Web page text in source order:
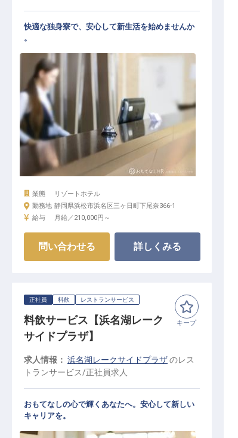
快適な独身寮で、安心して新生活を始めませんか
。
業態
リゾートホテル
勤務地 静岡県浜松市浜名区三ヶ日町下尾奈366-1
給与
月給／210,000円～
問い合わせる 詳しくみる
キープ
正社員 料飲 レストランサービス
料飲サービス【浜名湖レーク
サイドプラザ】
求人情報： 浜名湖レークサイドプラザのレス
トランサービス/正社員求人
おもてなしの心で輝くあなたへ。安心して新しい
キャリアを。